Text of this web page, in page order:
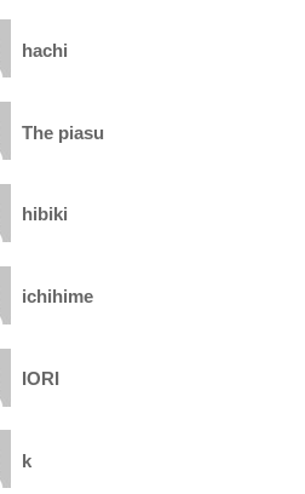
hachi
The piasu
hibiki
ichihime
IORI
k